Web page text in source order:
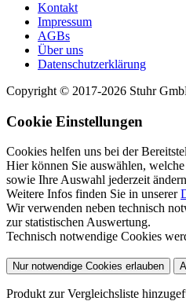
Kontakt
Impressum
AGBs
Über uns
Datenschutzerklärung
Copyright © 2017-2026 Stuhr
Cookie Einstellungen
Cookies helfen uns bei der
Hier können Sie auswählen,
sowie Ihre Auswahl jederzeit
Weitere Infos finden Sie in unserer
Wir verwenden neben technisch
zur statistischen Auswertung.
Technisch notwendige Cookies
Nur notwendige Cookies erlauben
Produkt zur Vergleichsliste